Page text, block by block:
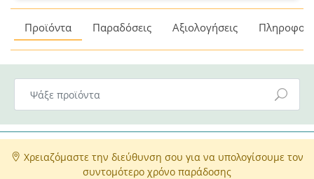
Προϊόντα Παραδόσεις Αξιολογήσεις
Χρειαζόμαστε την διεύθυνση σου για να υπολογίσουμε τον
συντομότερο χρόνο παράδοσης